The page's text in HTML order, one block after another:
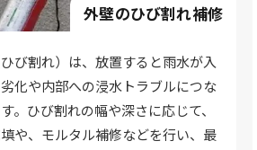
外壁のひび割れ補修
び割れ）は、放置すると雨水が入
化や内部への浸水トラブルにつな
。ひび割れの幅や深さに応じて、
や、モルタル補修などを行い、最